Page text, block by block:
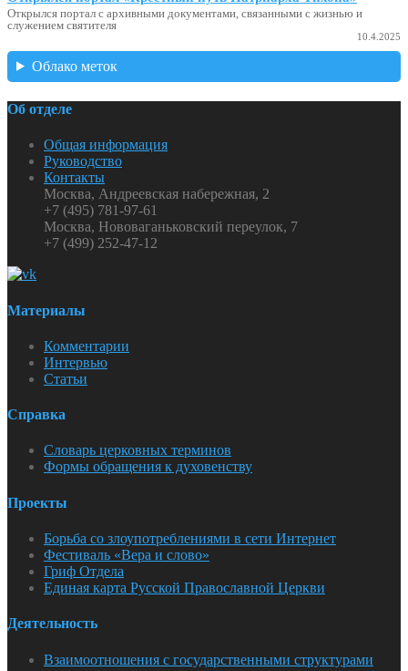
Открылся портал с архивными документами, связанными с жизнью и
служением святителя
10.4.2025
Облако меток
Об отделе
Общая информация
Руководство
Контакты
Москва, Андреевская набережная, 2
+7 (495) 781-97-61
Москва, Нововаганьковский переулок, 7
+7 (499) 252-47-12
Материалы
Комментарии
Интервью
Статьи
Справка
Словарь церковных терминов
Формы обращения к духовенству
Проекты
Борьба со злоупотреблениями в сети Интернет
Фестиваль «Вера и слово»
Гриф Отдела
Единая карта Русской Православной Церкви
Деятельность
Взаимоотношения с государственными структурами